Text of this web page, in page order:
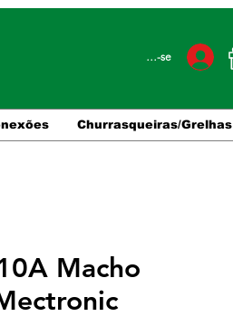
Conecte-se
Churrasqueiras/Grelhas
Macho